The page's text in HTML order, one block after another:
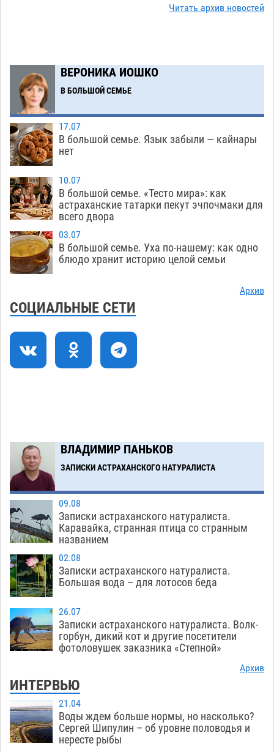
стал героем мурала
13:10
Подросток, перебегавший дорогу вне
перехода, попал под колеса авто в Астрахани
08.08
12:02
Астраханский следком помог подростку
08.08
10:51
Фаворитская ноша: астраханские
гандболисты крупно проиграли пермякам
08.08 426
09:00
Лидеры чеченской диаспоры в Астрахани
осудили выходку молодого лихача с улицы
экстремальной температурной нагрузки
Загрузить еще
Читать архив новостей
ВЕРОНИКА ИОШКО
В БОЛЬШОЙ СЕМЬЕ
17.07
В большой семье. Язык забыли — кайнары
нет
10.07
В большой семье. «Тесто мира»: как
астраханские татарки пекут эчпочмаки для
всего двора
03.07
В большой семье. Уха по-нашему: как одно
блюдо хранит историю целой семьи
Архив
СОЦИАЛЬНЫЕ СЕТИ
ВЛАДИМИР ПАНЬКОВ
ЗАПИСКИ АСТРАХАНСКОГО НАТУРАЛИСТА
09.08
Записки астраханского натуралиста.
Каравайка, странная птица со странным
названием
02.08
Записки астраханского натуралиста.
Большая вода – для лотосов беда
26.07
Записки астраханского натуралиста. Волк-
горбун, дикий кот и другие посетители
фотоловушек заказника «Степной»
Архив
ИНТЕРВЬЮ
21.04
Воды ждем больше нормы, но насколько?
Сергей Шипулин – об уровне половодья и
нересте рыбы